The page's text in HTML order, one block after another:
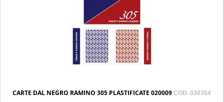
CARTE DAL NEGRO RAMINO 305 PLASTIFICATE 020009 COD. 030354